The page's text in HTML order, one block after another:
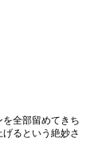
全部留めてきち
るという絶妙さ